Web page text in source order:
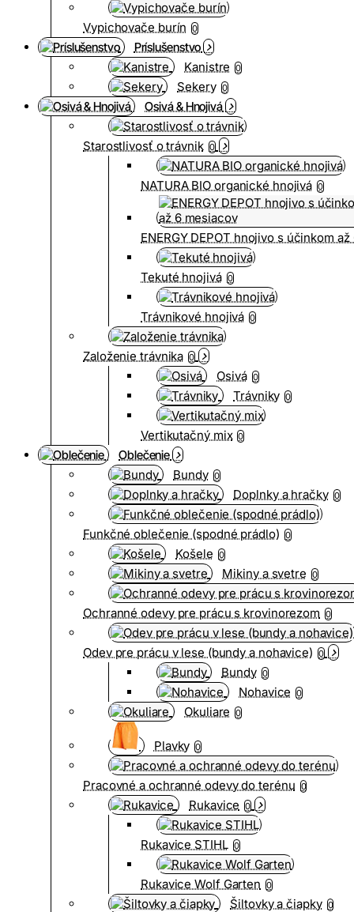
Vypichovače burín 0
Príslušenstvo
Kanistre 0
Sekery 0
Osivá & Hnojivá
Starostlivosť o trávnik 0
NATURA BIO organické hnojivá 0
ENERGY DEPOT hnojivo s účinkom
Tekuté hnojivá 0
Trávnikové hnojivá 0
Založenie trávnika 0
Osivá 0
Trávniky 0
Vertikutačný mix 0
Oblečenie
Bundy 0
Doplnky a hračky 0
Funkčné oblečenie (spodné prádlo) 0
Košele 0
Mikiny a svetre 0
Ochranné odevy pre prácu s krovinorezom 0
Odev pre prácu v lese (bundy a nohavice) 0
Bundy 0
Nohavice 0
Okuliare 0
Plavky 0
Pracovné a ochranné odevy do terénu 0
Rukavice 0
Rukavice STIHL 0
Rukavice Wolf Garten 0
Šiltovky a čiapky 0